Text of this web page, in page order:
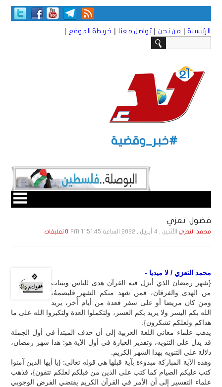
الرئيسية | من نحن | تواصل معنا | خريطة الموقع |
#خبر_وقضية
فضول تعزي
محمد التعزي الأثنين , 4 أبـريـل , 2022 الساعة 11:51:45 PM 0 تعليقات
محمد التعزي / لا ميديا -
{شهر رمضان الذي أنزل فيه القرآن هدى للناس وبينات
من الهدى والفرقان، فمن شهد منكم الشهر فليصمهُ،
ومن كان مريضا أو على سفر فعدة من أيام أُخر، يريد
الله بكم اليسر ولا يريد بكم العسر، ولتكملوا العدة ولتكبروا الله على ما
هداكم ولعلكم تشكرون}.
يذهب علماء معاني اللغة العربية إلى أن حذف المبتدأ في أول الجملة
قد يدل على التنويه، وتقدير العبارة في أول الآية هو: هذا شهر رمضان،
دلالة على التنويه بهذا الشهر الكريم.
وهذه الآية المباركة مبدوءة بآية قبلها هي قوله تعالى: {يا أيها الذين آمنوا
كتب عليكم الصيام كما كتب على الذين من قبلكم لعلكم تتقون}، فذهب
علماء التفسير إلى أن الأمر في القرآن الكريم يقتضي الفرض الوجوبي